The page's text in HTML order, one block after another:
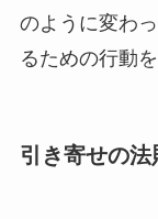
のように変わ
るための行動
引き寄せの